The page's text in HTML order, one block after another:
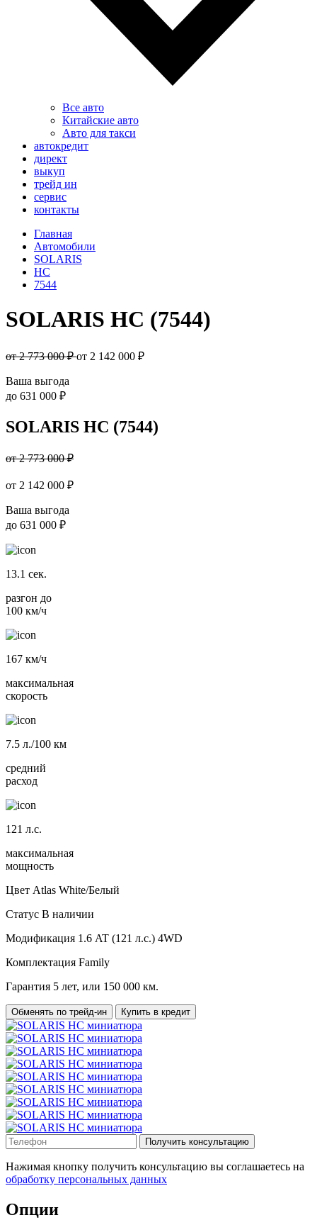
Все авто
Китайские авто
Авто для такси
автокредит
директ
выкуп
трейд ин
сервис
контакты
Главная
Автомобили
SOLARIS
HC
7544
SOLARIS HC (7544)
от 2 773 000 ₽от 2 142 000 ₽
Ваша выгода
до 631 000 ₽
SOLARIS HC (7544)
от 2 773 000 ₽
от 2 142 000 ₽
Ваша выгода
до 631 000 ₽
13.1 сек.
разгон до
100 км/ч
167 км/ч
максимальная
скорость
7.5 л./100 км
средний
расход
121 л.с.
максимальная
мощность
Цвет Atlas White/Белый
Статус В наличии
Модификация 1.6 AT (121 л.с.) 4WD
Комплектация Family
Гарантия 5 лет, или 150 000 км.
Обменять по трейд-ин Купить в кредит
Получить консультацию
Нажимая кнопку получить консультацию вы соглашаетесь на
обработку персональных данных
Опции